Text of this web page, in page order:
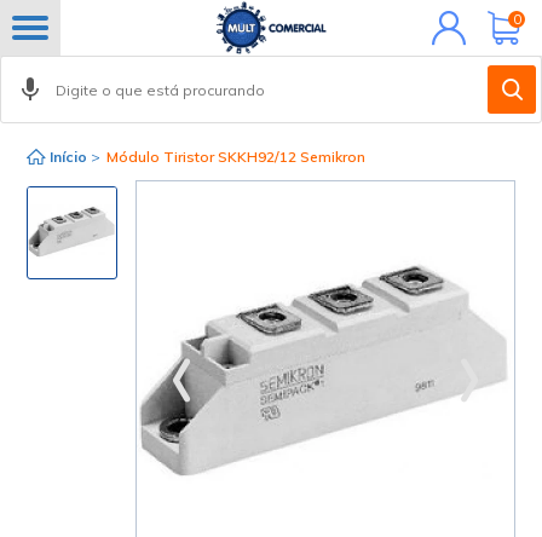
Minha
conta
0
Início > Módulo Tiristor SKKH92/12 Semikron